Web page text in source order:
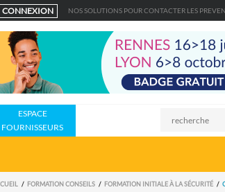
CONNEXION NOS SOLUTIONS POUR CONTACTER LES
ESPACE
FOURNISSEURS
FORMATION CONSEILS FORMATION INITIALE À LA SÉCURITÉ